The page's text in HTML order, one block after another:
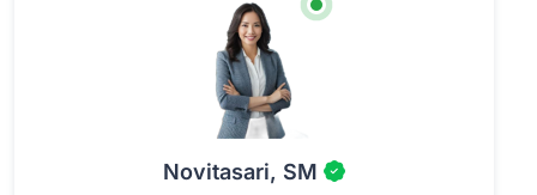
Novitasari, SM